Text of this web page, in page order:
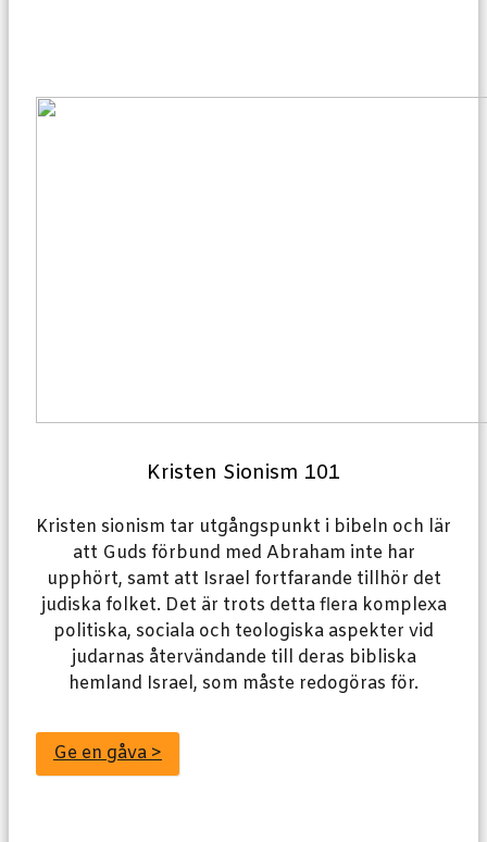
Kristen Sionism 101
Kristen sionism tar utgångspunkt i bibeln och lär
att Guds förbund med Abraham inte har
upphört, samt att Israel fortfarande tillhör det
judiska folket. Det är trots detta flera komplexa
politiska, sociala och teologiska aspekter vid
judarnas återvändande till deras bibliska
hemland Israel, som måste redogöras för.
Ge en gåva >